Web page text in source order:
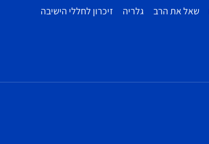
שאל את הרב גלריה
זיכרון לחללי הישיבה